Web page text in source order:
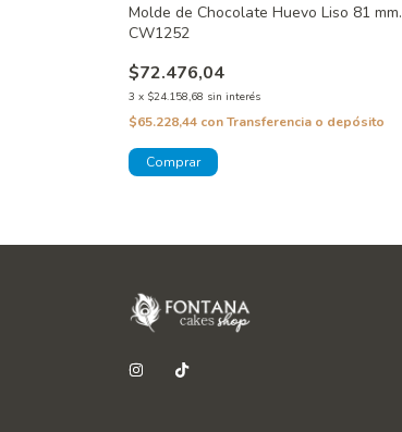
Molde de Chocolate Huevo Liso 81 mm.
CW1252
$72.476,04
3 x $24.158,68 sin interés
$65.228,44 conTransferencia o depósito